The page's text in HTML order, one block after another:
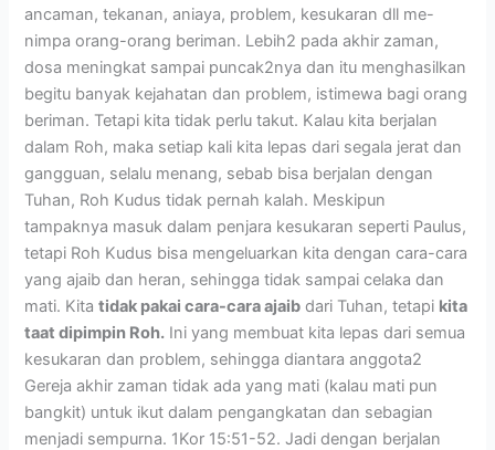
ancaman, tekanan, aniaya, problem, kesukaran dll me-
nimpa orang-orang beriman. Lebih2 pada akhir zaman,
dosa meningkat sampai puncak2nya dan itu menghasilkan
begitu banyak kejahatan dan problem, istimewa bagi orang
beriman. Tetapi kita tidak perlu takut. Kalau kita berjalan
dalam Roh, maka setiap kali kita lepas dari segala jerat dan
gangguan, selalu menang, sebab bisa berjalan dengan
Tuhan, Roh Kudus tidak pernah kalah. Meskipun
tampaknya masuk dalam penjara kesukaran seperti Paulus,
tetapi Roh Kudus bisa mengeluarkan kita dengan cara-cara
yang ajaib dan heran, sehingga tidak sampai celaka dan
mati. Kitatidak pakai cara-cara ajaib dari Tuhan, tetapi kita
taat dipimpin Roh. Ini yang membuat kita lepas dari semua
kesukaran dan problem, sehingga diantara anggota2
Gereja akhir zaman tidak ada yang mati (kalau mati pun
bangkit) untuk ikut dalam pengangkatan dan sebagian
menjadi sempurna. 1Kor 15:51-52. Jadi dengan berjalan